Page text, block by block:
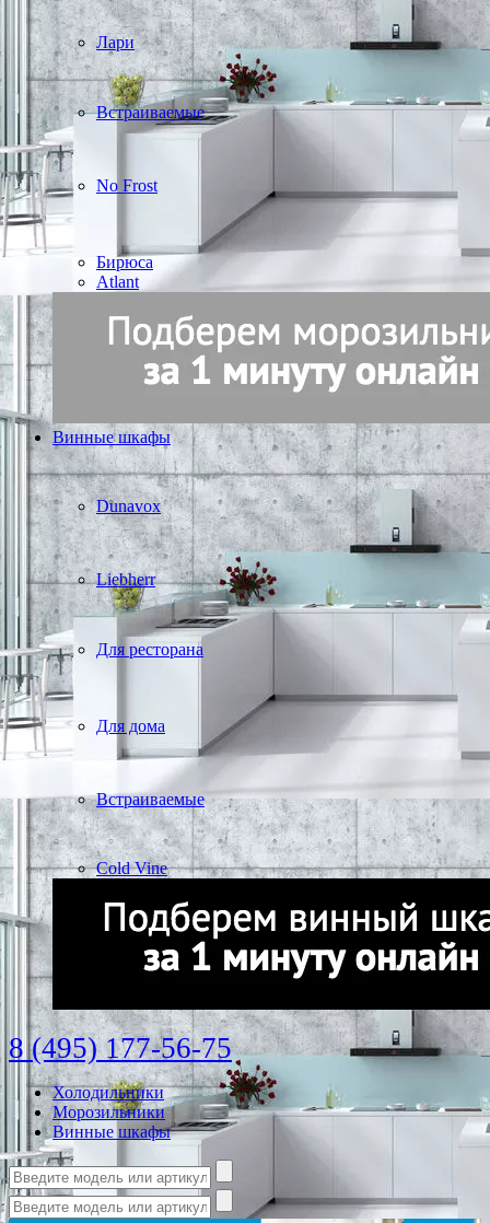
Лари
Встраиваемые
No Frost
Бирюса
Atlant
Винные шкафы
Dunavox
Liebherr
Для ресторана
Для дома
Встраиваемые
Cold Vine
8 (495) 177-56-75
Холодильники
Морозильники
Винные шкафы